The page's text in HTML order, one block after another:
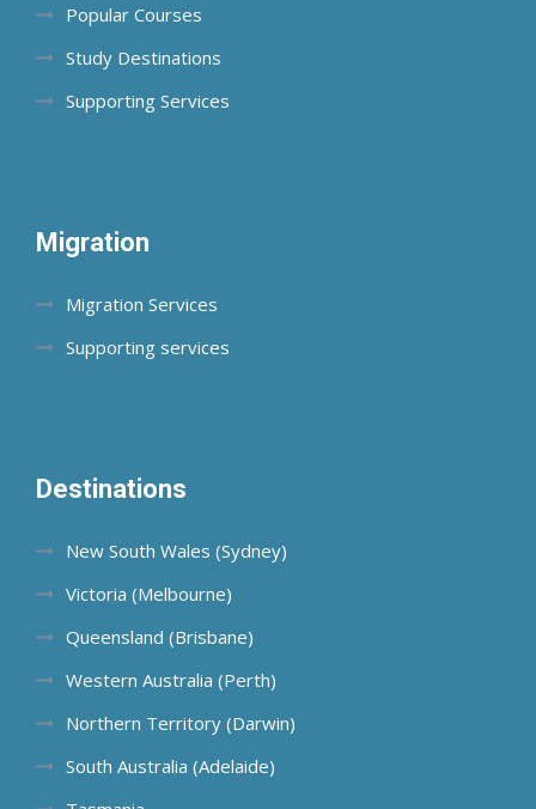
Popular Courses
Study Destinations
Supporting Services
Migration
Migration Services
Supporting services
Destinations
New South Wales (Sydney)
Victoria (Melbourne)
Queensland (Brisbane)
Western Australia (Perth)
Northern Territory (Darwin)
South Australia (Adelaide)